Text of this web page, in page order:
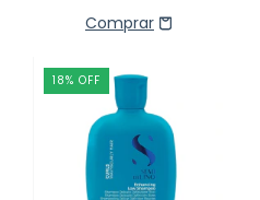
18% OFF